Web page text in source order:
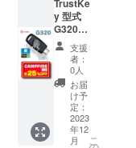
TrustKe
y 型式
G320
CAMPF
IRE割
25％OF
F 一般
販売予
定価格
19,500
円 税送
料込み
支援
者：
0人
お届
け予
定：
2023
年12
月
こ